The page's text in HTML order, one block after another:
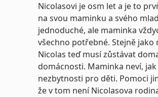
Nicolasovi je osm let a je to
na svou maminku a svého
jednoduché, ale maminka
všechno potřebné. Stejně
Nicolas teď musí zůstávat
domácnosti. Maminka neví,
nezbytnosti pro děti. Pomoci
že v tom není Nicolasova